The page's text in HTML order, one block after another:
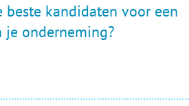
beste kandidaten voor een
onderneming?